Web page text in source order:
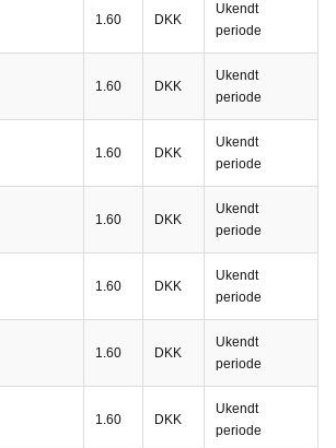
1.60 DKK
Ukendt
periode
1.60 DKK
Ukendt
periode
1.60 DKK
Ukendt
periode
1.60 DKK
Ukendt
periode
1.60 DKK
Ukendt
periode
1.60 DKK
Ukendt
periode
1.60 DKK
Ukendt
periode